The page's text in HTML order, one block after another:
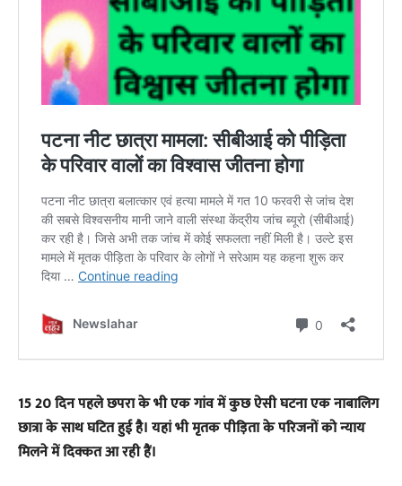
15 20 दिन पहले छपरा के भी एक गांव में कुछ ऐसी घटना एक नाबालिग
छात्रा के साथ घटित हुई है। यहां भी मृतक पीड़िता के परिजनों को न्याय
मिलने में दिक्कत आ रही हैं।